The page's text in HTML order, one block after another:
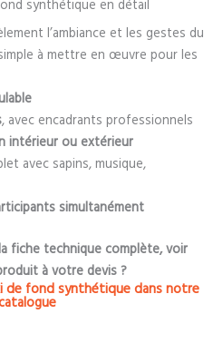
synthétique en détail
l’ambiance et les gestes du
à mettre en œuvre pour les
, avec encadrants professionnels
intérieur ou extérieur
avec sapins, musique,
simultanément
fiche technique complète, voir
à votre devis ?
de fond synthétique dans notre